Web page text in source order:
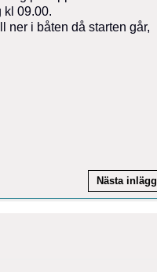
kl 09.00.
ner i båten då starten går,
Nästa